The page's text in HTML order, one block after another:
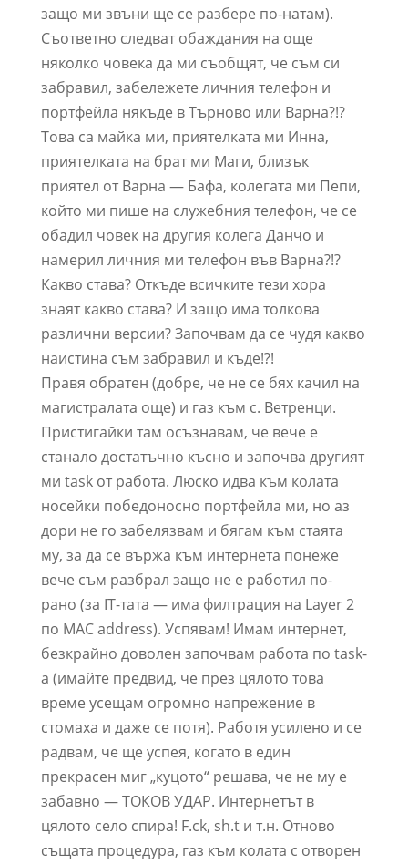
защо ми звъни ще се разбере по-натам).
Съответно следват обаждания на още
няколко човека да ми съобщят, че съм си
забравил, забележете личния телефон и
портфейла някъде в Търново или Варна?!?
Това са майка ми, приятелката ми Инна,
приятелката на брат ми Маги, близък
приятел от Варна — Бафа, колегата ми Пепи,
който ми пише на служебния телефон, че се
обадил човек на другия колега Данчо и
намерил личния ми телефон във Варна?!?
Какво става? Откъде всичките тези хора
знаят какво става? И защо има толкова
различни версии? Започвам да се чудя какво
наистина съм забравил и къде!?!
Правя обратен (добре, че не се бях качил на
магистралата още) и газ към с. Ветренци.
Пристигайки там осъзнавам, че вече е
станало достатъчно късно и започва другият
ми task от работа. Люско идва към колата
носейки победоносно портфейла ми, но аз
дори не го забелязвам и бягам към стаята
му, за да се вържа към интернета понеже
вече съм разбрал защо не е работил по-
рано (за IT-тата — има филтрация на Layer 2
по MAC address). Успявам! Имам интернет,
безкрайно доволен започвам работа по task-
a (имайте предвид, че през цялото това
време усещам огромно напрежение в
стомаха и даже се потя). Работя усилено и се
радвам, че ще успея, когато в един
прекрасен миг „куцото“ решава, че не му е
забавно — ТОКОВ УДАР. Интернетът в
цялото село спира! F.ck, sh.t и т.н. Отново
същата процедура, газ към колата с отворен